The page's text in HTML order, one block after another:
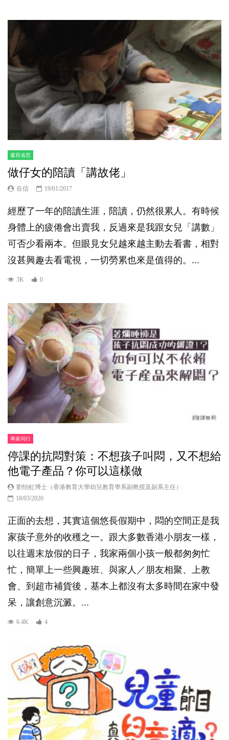
書寫省思
做仔女的陪讀「講故佬」
在信 19/01/2017
經歷了一年的陪讀生涯，陪讀，仍然很累人。有時候
身體上的疲倦會出賣我，反過來是我跟女兒「講數」
可否少看兩本。但眼見女兒越來越主動去看書，相對
沒甚興趣去看電視，一切勞累也來是值得的。...
3K 0
專家同行
停課的抗悶對策：不想孩子叫悶，又不想給
他電子產品？你可以這樣做
劉怡虹博士（香港教育大學幼兒教育學系副教授及副系主任）
18/03/2020
正面的去想，其實這個悠長假期中，悶的空間正是我
家孩子意外的收穫之一。跟大多數香港小朋友一樣，
以往週末放假的日子，我家兩個小孩一般都匆匆忙
忙，簡單上一些興趣班、與家人／朋友相聚、上教
會、到超市補貨後，基本上都沒有太多時間在家中發
呆，讓創意沉澱。...
6.4K 4